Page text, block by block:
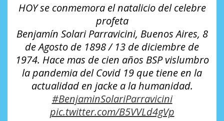
HOY se conmemora el natalicio del celebre
profeta
Benjamín Solari Parravicini, Buenos Aires, 8
de Agosto de 1898 / 13 de diciembre de
1974. Hace mas de cien años BSP vislumbro
la pandemia del Covid 19 que tiene en la
actualidad en jacke a la humanidad.
#BenjaminSolariParravicini
pic.twitter.com/B5VVLd4gVp